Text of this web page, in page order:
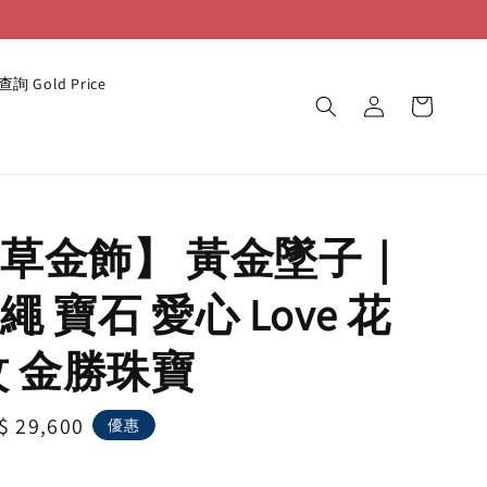
詢 Gold Price
草金飾】 黃金墜子｜
寶石 愛心 Love 花
金勝珠寶
29,600 優惠